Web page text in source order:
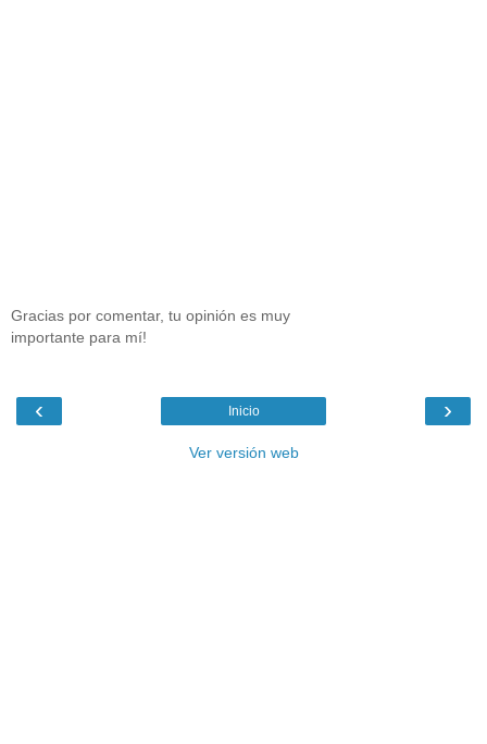
Gracias por comentar, tu opinión es muy
importante para mí!
‹ ›
Inicio
Ver versión web